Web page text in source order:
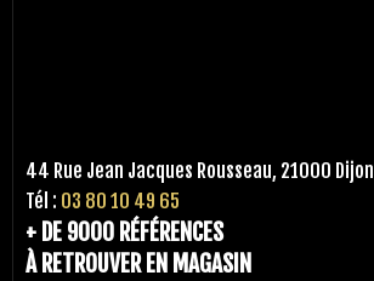
44 Rue Jean Jacques Rousseau, 21000 Dijon
Tél : 03 80 10 49 65
+ DE 9000 RÉFÉRENCES
À RETROUVER EN MAGASIN